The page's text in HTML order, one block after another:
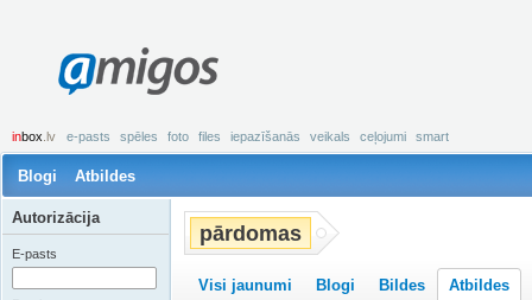
amigos
inbox .lv e-pasts spēles foto files iepazīšanās veikals ceļojumi smart
Blogi Atbildes
pārdomas
Visi jaunumi Blogi Bildes Atbildes
Autorizācija
E-pasts